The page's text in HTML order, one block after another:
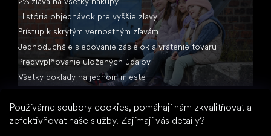
Používáme soubory cookies, pomáhají nám zkvalitňovat a
zefektivňovat naše služby. Zajímají vás detaily?
História objednávok pre vyššie zľavy
Prístup k skrytým vernostným zľavám
Jednoduchšie sledovanie zásielok a vrátenie tovaru
Predvyplňovanie uložených údajov
Všetky doklady na jednom mieste